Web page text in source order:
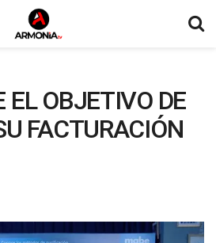
EL OBJETIVO DE
FACTURACIÓN